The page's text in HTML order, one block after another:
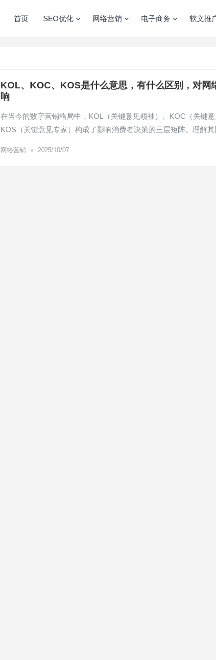
首页 SEO优化 网络营销 电子商务 软文推
KOL、KOC、KOS是什么意思，有什么区别，对网
响
在当今的数字营销格局中，KOL（关键意见领袖）、KOC（关键
KOS（关键意见专家）构成了影响消费者决策的三层矩阵。理解
网络营销 • 2025/10/07